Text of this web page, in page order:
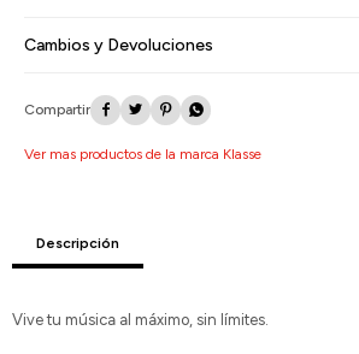
Cambios y Devoluciones
   
Ver mas productos de la marca Klasse
Descripción
Vive tu música al máximo, sin límites.